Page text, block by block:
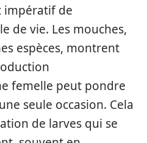
impératif de
de vie. Les mouches,
espèces, montrent
femelle peut pondre
seule occasion. Cela
de larves qui se